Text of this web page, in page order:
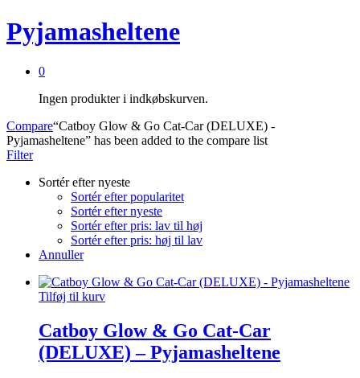
Pyjamasheltene
0
Ingen produkter i indkøbskurven.
Compare“Catboy Glow & Go Cat-Car (DELUXE) -
Pyjamasheltene” has been added to the compare list
Filter
Sortér efter nyeste
Sortér efter popularitet
Sortér efter nyeste
Sortér efter pris: lav til høj
Sortér efter pris: høj til lav
Annuller
Tilføj til kurv
Catboy Glow & Go Cat-Car
(DELUXE) – Pyjamasheltene